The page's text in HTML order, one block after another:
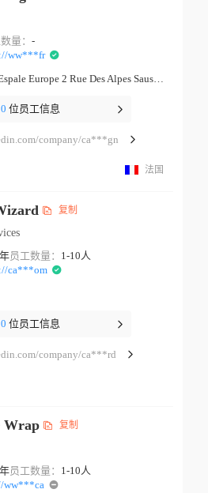
量： -
ww***fr
Parc Espale Europe 2 Rue Des Alpes Sausheim Haut-rhin
0 位员工信息
company/ca***gn
法国
复制
员工数量： 1-10人
ca***om
0 位员工信息
company/ca***rd
Wrap 复制
员工数量： 1-10人
ww***ca